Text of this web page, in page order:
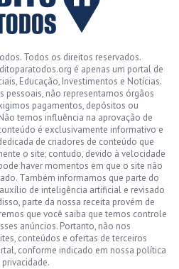
Todos os direitos reservados.
é apenas um portal de
Educação, Investimentos e Notícias.
não representamos órgãos
pagamentos, depósitos ou
temos influência na aprovação de
é exclusivamente informativo e
de criadores de conteúdo que
o site; contudo, devido à velocidade
haver momentos em que o site não
Também informamos que parte do
de inteligência artificial e revisado
parte da nossa receita provém de
que você saiba que temos controle
anúncios. Portanto, não nos
conteúdos e ofertas de terceiros
conforme indicado em nossa política
privacidade.